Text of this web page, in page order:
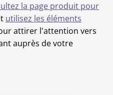
la page produit pour
utilisez les éléments
attirer l'attention vers
auprès de votre